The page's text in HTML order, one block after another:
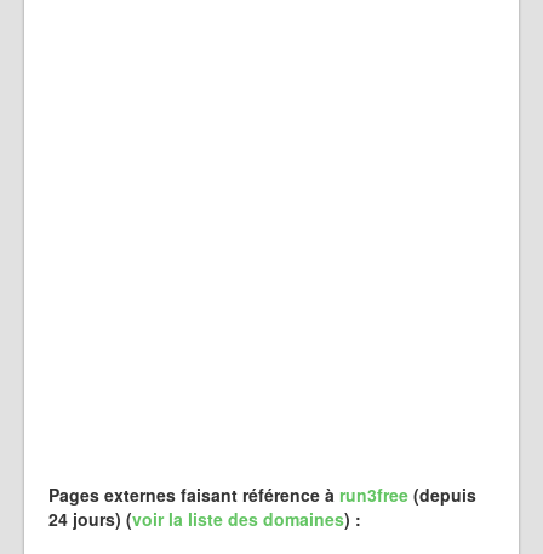
Pages externes faisant référence à run3free (depuis
24 jours) (voir la liste des domaines) :